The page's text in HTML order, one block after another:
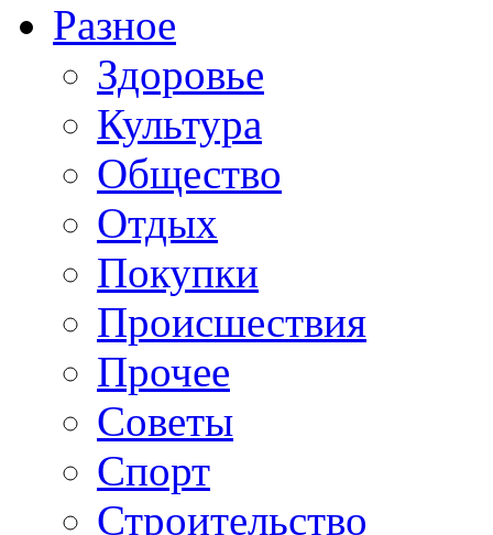
Разное
Здоровье
Культура
Общество
Отдых
Покупки
Происшествия
Прочее
Советы
Спорт
Строительство